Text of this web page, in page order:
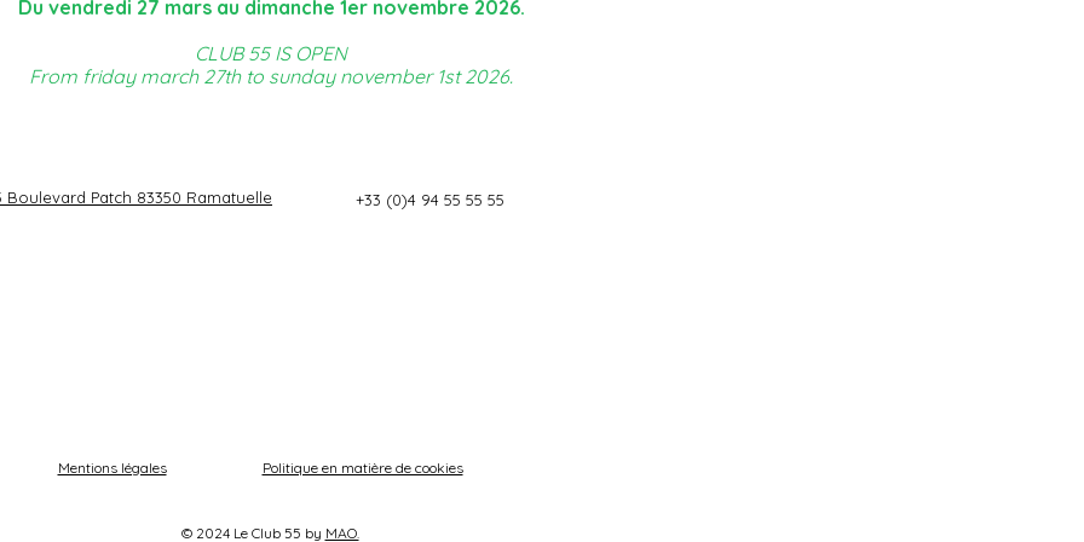
Du vendredi 27 mars au dimanche 1er novembre 2026.
CLUB 55 IS OPEN
From friday march 27th to sunday november 1st 2026.
Boulevard Patch 83350 Ramatuelle +33 (0)4 94 55 55 55
Mentions légales Politique en matière de cookies
© 2024 Le Club 55 by MAO.